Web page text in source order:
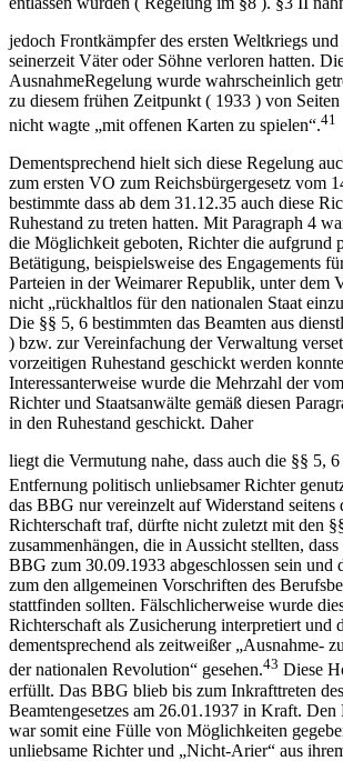
jedoch Frontkämpfer des ersten Weltkriegs
seinerzeit Väter oder Söhne verloren hatten.
AusnahmeRegelung wurde wahrscheinlich
zu diesem frühen Zeitpunkt ( 1933 ) von Seiten
nicht wagte „mit offenen Karten zu spielen“.41
Dementsprechend hielt sich diese Regelung
zum ersten VO zum Reichsbürgergesetz vom
bestimmte dass ab dem 31.12.35 auch diese
Ruhestand zu treten hatten. Mit Paragraph 4
die Möglichkeit geboten, Richter die aufgrund
Betätigung, beispielsweise des Engagements
Parteien in der Weimarer Republik, unter dem
nicht „rückhaltlos für den nationalen Staat
Die §§ 5, 6 bestimmten das Beamten aus
) bzw. zur Vereinfachung der Verwaltung
vorzeitigen Ruhestand geschickt werden
Interessanterweise wurde die Mehrzahl der
Richter und Staatsanwälte gemäß diesen
in den Ruhestand geschickt. Daher
liegt die Vermutung nahe, dass auch die §§ 5,
Entfernung politisch unliebsamer Richter
das BBG nur vereinzelt auf Widerstand seitens
Richterschaft traf, dürfte nicht zuletzt mit den
zusammenhängen, die in Aussicht stellten,
BBG zum 30.09.1933 abgeschlossen sein und
zum den allgemeinen Vorschriften des
stattfinden sollten. Fälschlicherweise wurde
Richterschaft als Zusicherung interpretiert und
dementsprechend als zeitweißer „Ausnahme-
der nationalen Revolution“ gesehen.43 Diese
erfüllt. Das BBG blieb bis zum Inkrafttreten
Beamtengesetzes am 26.01.1937 in Kraft. Den
war somit eine Fülle von Möglichkeiten
unliebsame Richter und „Nicht-Arier“ aus